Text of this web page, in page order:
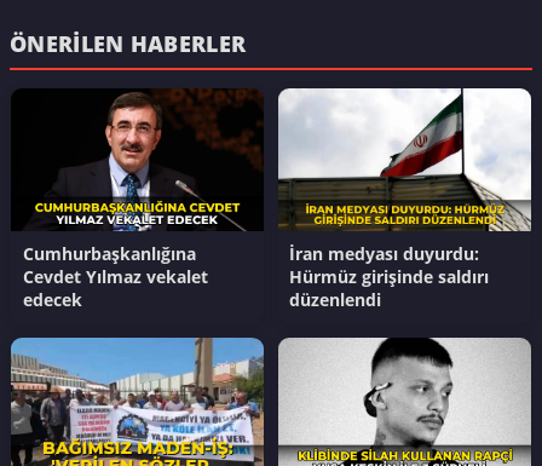
ÖNERILEN HABERLER
Cumhurbaşkanlığına
Cevdet Yılmaz vekalet
edecek
İran medyası duyurdu:
Hürmüz girişinde saldırı
düzenlendi